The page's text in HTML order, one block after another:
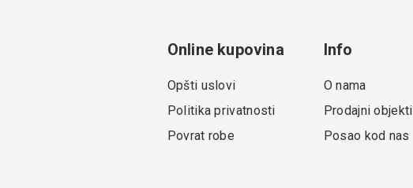
Online kupovina
Opšti uslovi
Politika privatnosti
Povrat robe
Info
O nama
Prodajni objekti
Posao kod nas